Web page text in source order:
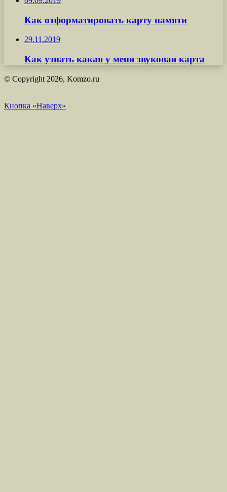
Как отформатировать карту памяти
29.11.2019
Как узнать какая у меня звуковая карта
© Copyright 2026, Komzo.ru
Кнопка «Наверх»